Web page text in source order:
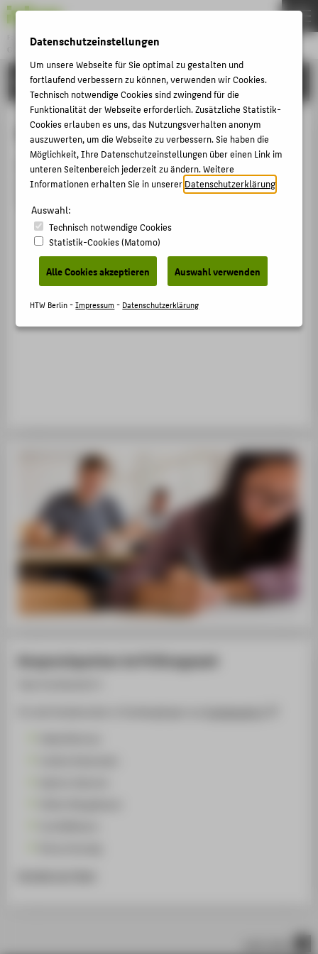
Fachbereich 5
GESTALTUNG UND KULTUR
Menu
STUDIEREN
Prüfung
Prüfungsanmeldung, Fristen, eine Prüfung
wiederholen... Auf verschiedene offene Fragen zum
Anmeldung zur Prüfung
Prüfungsverhinderung
Wiederholung der Prüfung
Ansprechpartner im Prüfungsamt
THEMEN
BEWERBEN
STUDIEREN
LEHREN
FORSCHEN
INTERNATIONALES
KONTAKT
ZENTRALE SEITEN
LINKS FÜR STUDIERENDE
Datenschutzeinstellungen
Um unsere Webseite für Sie optimal zu gestalten und
fortlaufend verbessern zu können, verwenden wir Cookies.
Technisch notwendige Cookies sind zwingend für die
Funktionalität der Webseite erforderlich. Zusätzliche Statistik-
Cookies erlauben es uns, das Nutzungsverhalten anonym
auszuwerten, um die Webseite zu verbessern. Sie haben die
Möglichkeit, Ihre Datenschutzeinstellungen über einen Link im
unteren Seitenbereich jederzeit zu ändern. Weitere
Informationen erhalten Sie in unsererDatenschutzerklärung
Auswahl:
Technisch notwendige Cookies
Statistik-Cookies (Matomo)
Alle Cookies akzeptieren Auswahl verwenden
HTW Berlin -Impressum- Datenschutzerklärung